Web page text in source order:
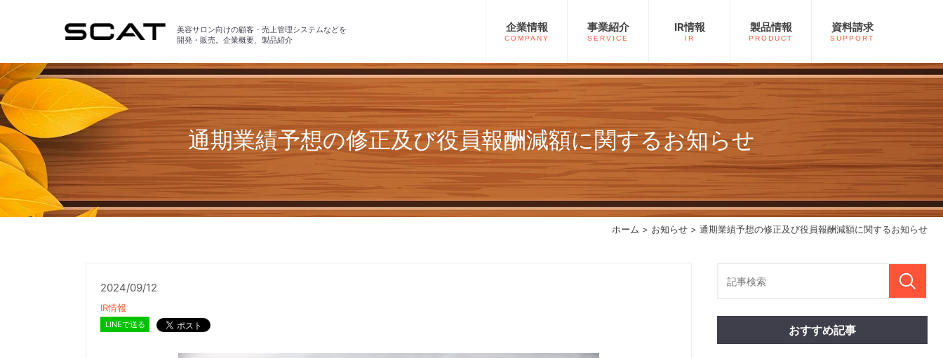
美容サロン向けの顧客・売上管理システムなどを
開発・販売。企業概要、製品紹介
企業情報
COMPANY
事業紹介
SERVICE
IR情報
IR
製品情報
PRODUCT
資料請求
SUPPORT
ホーム > お知らせ > 通期業績予想の修正及び役員報酬減額に関するお知らせ
通期業績予想の修正及び役員報酬減額に関するお知らせ
2024/09/12
IR情報
LINEで送る おすすめ記事